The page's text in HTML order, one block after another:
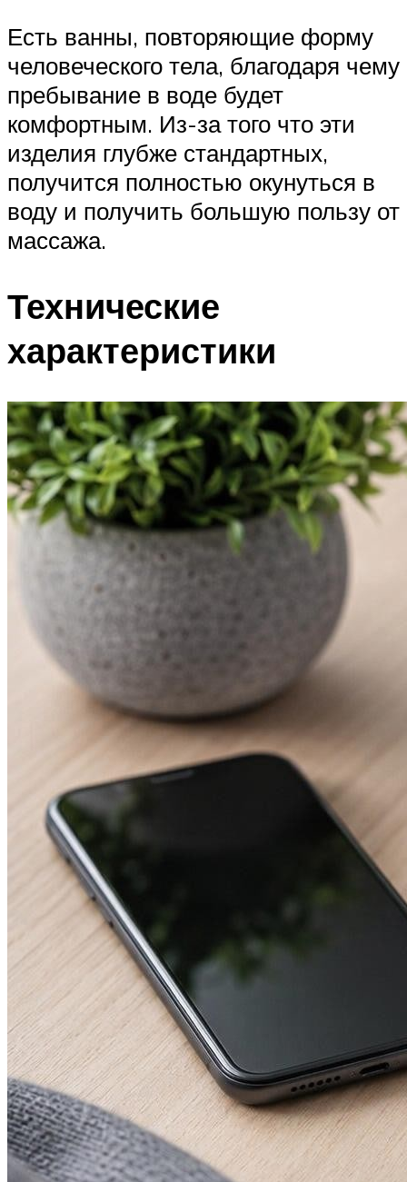
Есть ванны, повторяющие форму
человеческого тела, благодаря чему
пребывание в воде будет
комфортным. Из-за того что эти
изделия глубже стандартных,
получится полностью окунуться в
воду и получить большую пользу от
массажа.
Технические
характеристики